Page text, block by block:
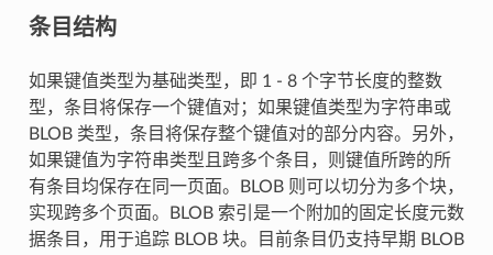
条目结构
如果键值类型为基础类型，即 1 - 8 个字节长度的整数
型，条目将保存一个键值对；如果键值类型为字符串或
BLOB 类型，条目将保存整个键值对的部分内容。另外，
如果键值为字符串类型且跨多个条目，则键值所跨的所
有条目均保存在同一页面。BLOB 则可以切分为多个块，
实现跨多个页面。BLOB 索引是一个附加的固定长度元数
据条目，用于追踪 BLOB 块。目前条目仍支持早期 BLOB